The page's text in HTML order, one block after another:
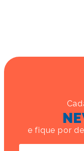
e fique por